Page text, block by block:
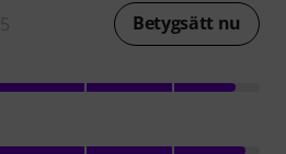
Betygsätt nu